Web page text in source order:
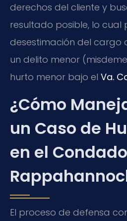
derechos del cliente y
resultado posible, lo cual
desestimación del cargo
un delito menor
hurto menor bajo el Va.
¿Cómo
un Caso de
en el
El proceso de defensa